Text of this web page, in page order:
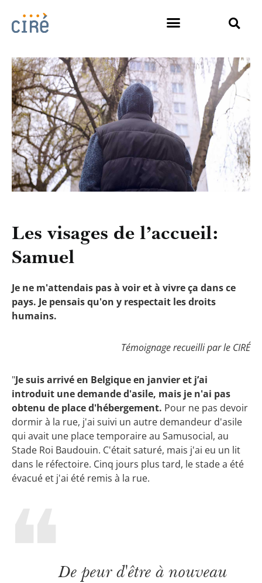
Les visages de l’accueil:
Samuel
Je ne m'attendais pas à voir et à vivre ça dans ce
pays. Je pensais qu'on y respectait les droits
humains.
Témoignage recueilli par le CIRÉ
"Je suis arrivé en Belgique en janvier et j’ai
introduit une demande d'asile, mais je n'ai pas
obtenu de place d'hébergement. Pour ne pas devoir
dormir à la rue, j'ai suivi un autre demandeur d'asile
qui avait une place temporaire au Samusocial, au
Stade Roi Baudouin. C'était saturé, mais j'ai eu un lit
dans le réfectoire. Cinq jours plus tard, le stade a été
évacué et j'ai été remis à la rue.
De peur d'être à nouveau